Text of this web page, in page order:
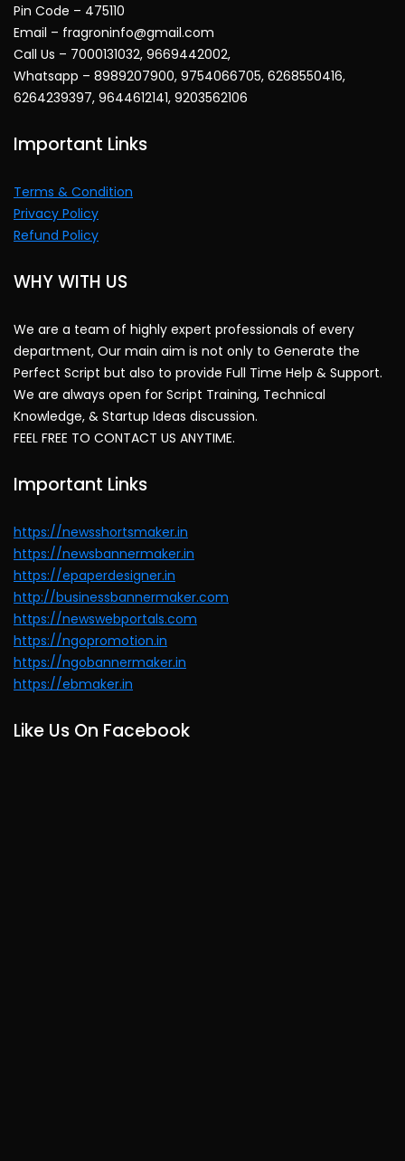
Pin Code – 475110
Email – fragroninfo@gmail.com
Call Us – 7000131032, 9669442002,
Whatsapp – 8989207900, 9754066705, 6268550416,
6264239397, 9644612141, 9203562106
Important Links
Terms & Condition
Privacy Policy
Refund Policy
WHY WITH US
We are a team of highly expert professionals of every
department, Our main aim is not only to Generate the
Perfect Script but also to provide Full Time Help & Support.
We are always open for Script Training, Technical
Knowledge, & Startup Ideas discussion.
FEEL FREE TO CONTACT US ANYTIME.
Important Links
https://newsshortsmaker.in
https://newsbannermaker.in
https://epaperdesigner.in
http://businessbannermaker.com
https://newswebportals.com
https://ngopromotion.in
https://ngobannermaker.in
https://ebmaker.in
Like Us On Facebook